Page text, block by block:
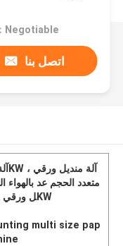
الأسعار：Negotiable
اتصل بنا
متعدد الحجم عد بالهواء
ل ورقي متعدد الأحجام 5.5KW
multi size pap